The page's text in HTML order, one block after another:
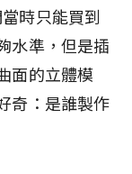
時只能買到
水準，但是插
面的立體模
奇：是誰製作